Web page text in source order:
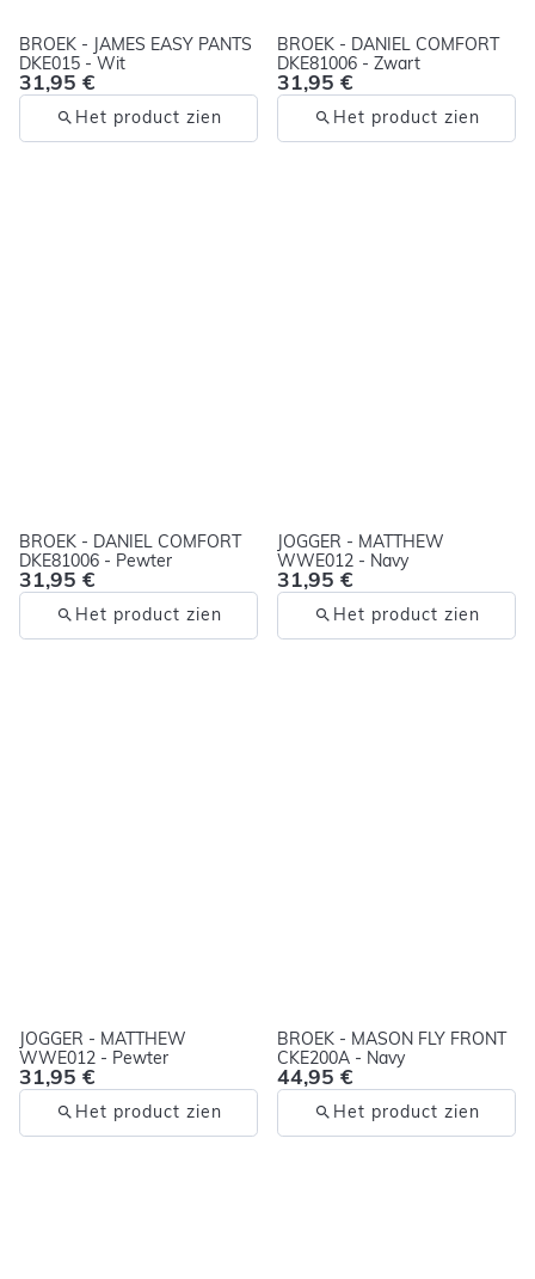
BROEK - JAMES EASY PANTS
DKE015 - Wit
31,95 €
Het product zien
BROEK - DANIEL COMFORT
DKE81006 - Zwart
31,95 €
Het product zien
BROEK - DANIEL COMFORT
DKE81006 - Pewter
31,95 €
Het product zien
JOGGER - MATTHEW
WWE012 - Navy
31,95 €
Het product zien
JOGGER - MATTHEW
WWE012 - Pewter
31,95 €
Het product zien
BROEK - MASON FLY FRONT
CKE200A - Navy
44,95 €
Het product zien